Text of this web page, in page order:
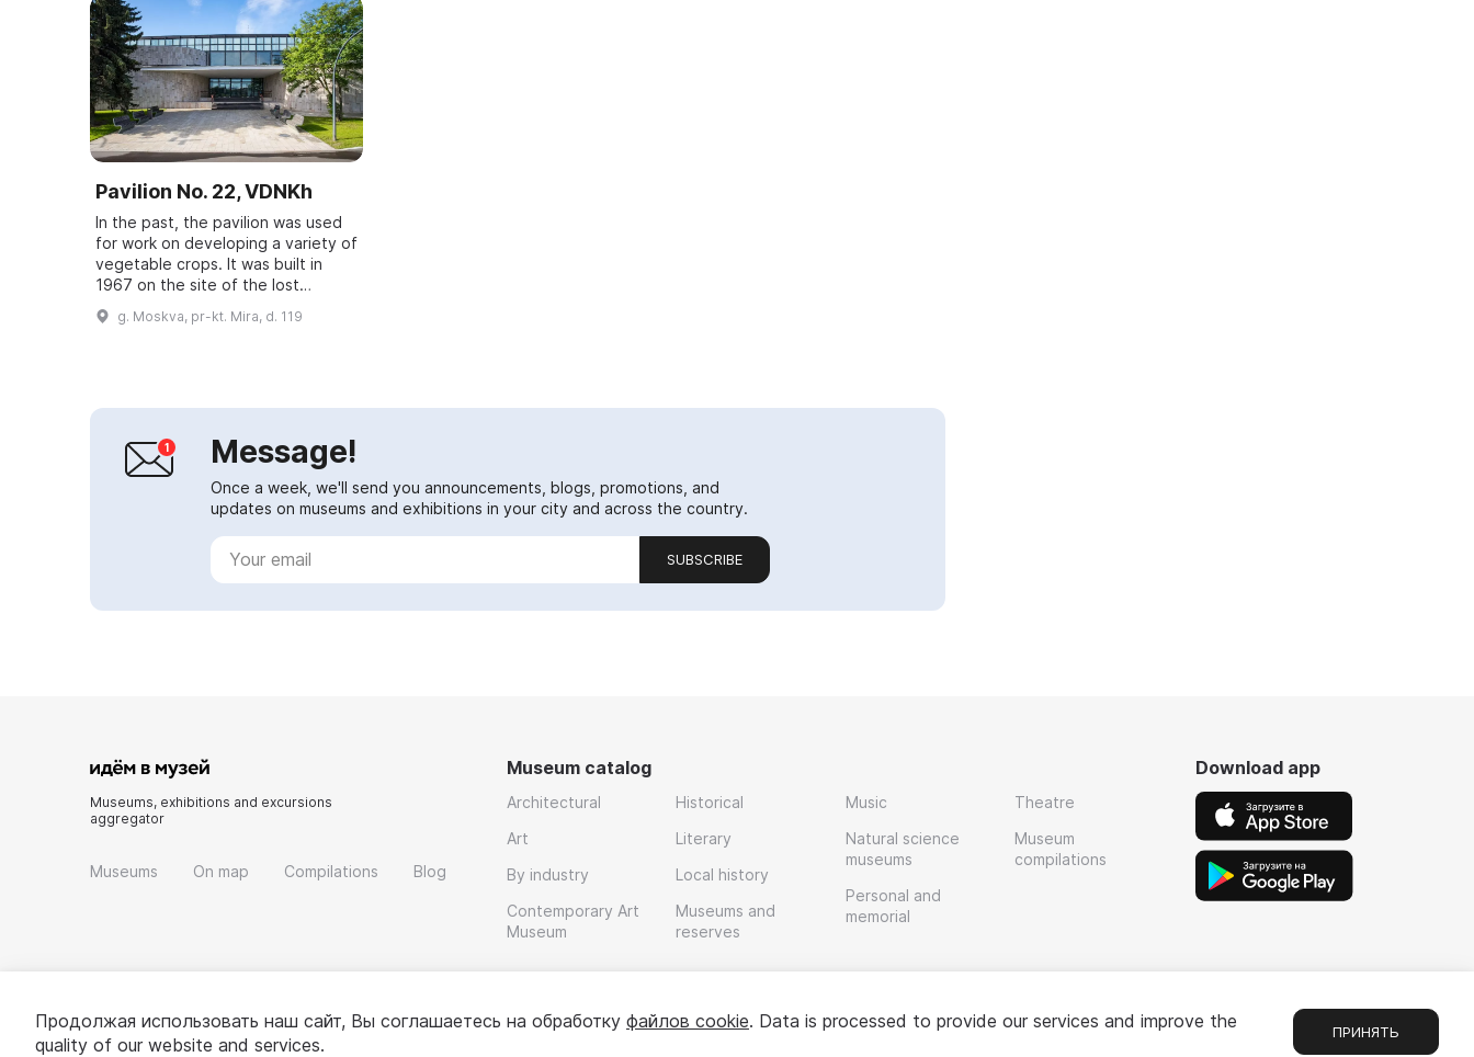
Pavilion No. 22, VDNKh
In the past, the pavilion was used
for work on developing a variety of
vegetable crops. It was built in
1967 on the site of the lost
'Viticulture' pavilion, architects —
Akopov, Zhuk with the particip...
g. Moskva, pr-kt. Mira, d. 119
Message!
Once a week, we'll send you announcements, blogs, promotions, and
updates on museums and exhibitions in your city and across the country.
SUBSCRIBE
Museums, exhibitions and excursions
aggregator
Museums On map Compilations Blog
Museum catalog
Architectural
Art
By industry
Contemporary Art
Museum
Historical
Literary
Local history
Museums and
reserves
Music
Natural science
museums
Personal and
memorial
Theatre
Museum
compilations
Download app
Продолжая использовать наш сайт, Вы соглашаетесь на обработку файлов cookie. Data is processed to provide our services and improve the
quality of our website and services.
ПРИНЯТЬ